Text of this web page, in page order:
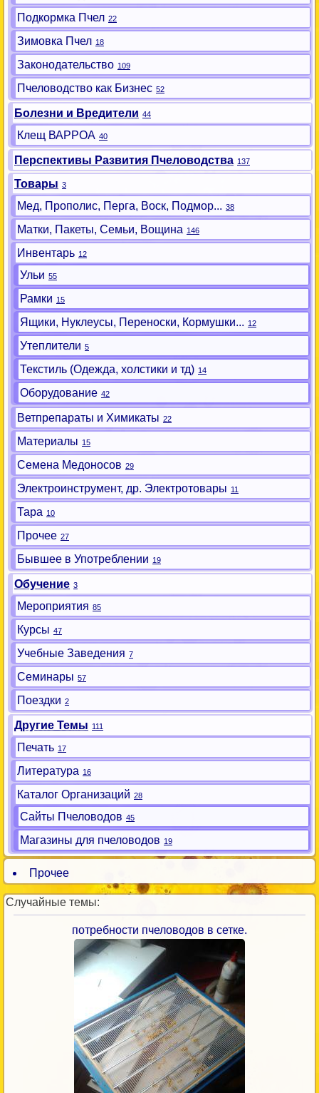
Подкормка Пчел 22
Зимовка Пчел 18
Законодательство 109
Пчеловодство как Бизнес 52
Болезни и Вредители 44
Клещ ВАРРОА 40
Перспективы Развития Пчеловодства 137
Товары 3
Мед, Прополис, Перга, Воск, Подмор... 38
Матки, Пакеты, Семьи, Вощина 146
Инвентарь 12
Ульи 55
Рамки 15
Ящики, Нуклеусы, Переноски, Кормушки... 12
Утеплители 5
Текстиль (Одежда, холстики и тд) 14
Оборудование 42
Ветпрепараты и Химикаты 22
Материалы 15
Семена Медоносов 29
Электроинструмент, др. Электротовары 11
Тара 10
Прочее 27
Бывшее в Употреблении 19
Обучение 3
Мероприятия 85
Курсы 47
Учебные Заведения 7
Семинары 57
Поездки 2
Другие Темы 111
Печать 17
Литература 16
Каталог Организаций 28
Сайты Пчеловодов 45
Магазины для пчеловодов 19
Прочее
Случайные темы:
потребности пчеловодов в сетке.